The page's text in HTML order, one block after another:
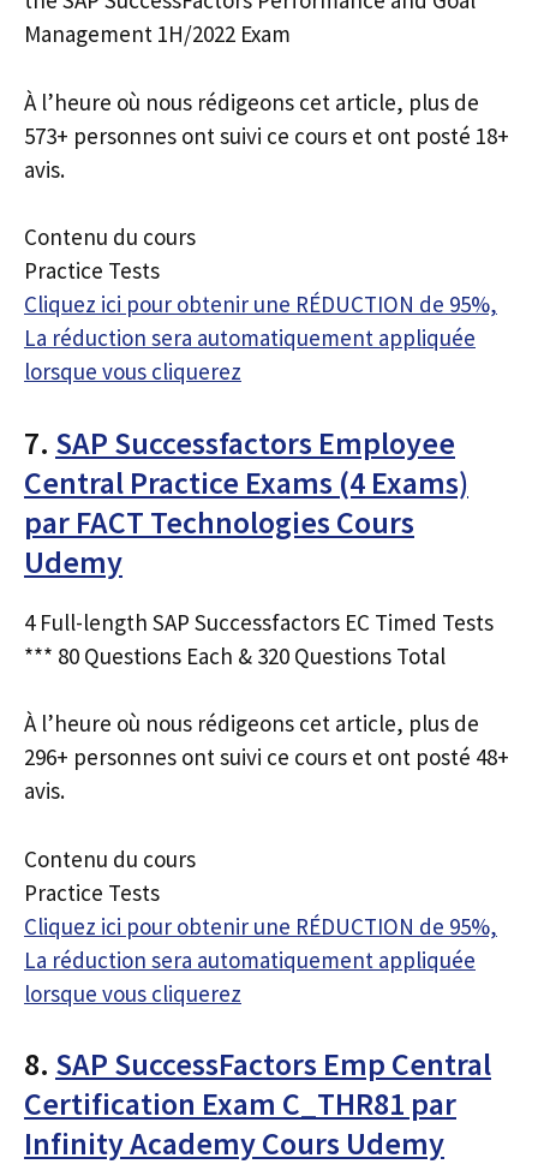
Management 1H/2022 Exam
À l’heure où nous rédigeons cet article, plus de
573+ personnes ont suivi ce cours et ont posté 18+
avis.
Contenu du cours
Practice Tests
Cliquez ici pour obtenir une RÉDUCTION de 95%,
La réduction sera automatiquement appliquée
lorsque vous cliquerez
7. SAP Successfactors Employee
Central Practice Exams (4 Exams)
par FACT Technologies Cours
Udemy
4 Full-length SAP Successfactors EC Timed Tests
*** 80 Questions Each & 320 Questions Total
À l’heure où nous rédigeons cet article, plus de
296+ personnes ont suivi ce cours et ont posté 48+
avis.
Contenu du cours
Practice Tests
Cliquez ici pour obtenir une RÉDUCTION de 95%,
La réduction sera automatiquement appliquée
lorsque vous cliquerez
8. SAP SuccessFactors Emp Central
Certification Exam C_THR81 par
Infinity Academy Cours Udemy